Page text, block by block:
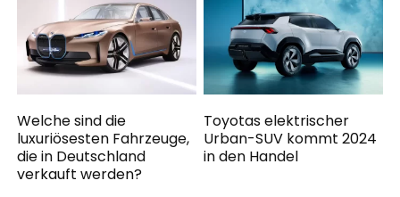
Welche sind die
luxuriösesten Fahrzeuge,
die in Deutschland
verkauft werden?
Toyotas elektrischer
Urban-SUV kommt 2024
in den Handel